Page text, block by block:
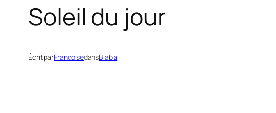
Soleil du jour
Écrit parFrancoisedansBlabla